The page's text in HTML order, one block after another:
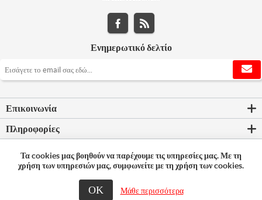
Ενημερωτικό δελτίο
Επικοινωνία
Πληροφορίες
Ο λογαριασμός μου
© 2026 Bookleader
Τα cookies μας βοηθούν να παρέχουμε τις υπηρεσίες μας. Με τη
χρήση των υπηρεσιών μας, συμφωνείτε με τη χρήση των cookies.
ΟΚ Μάθε περισσότερα